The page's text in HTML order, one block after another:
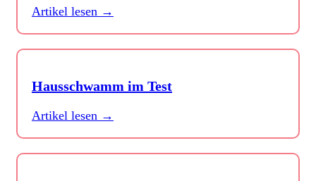
Artikel lesen →
Hausschwamm im Test
Artikel lesen →